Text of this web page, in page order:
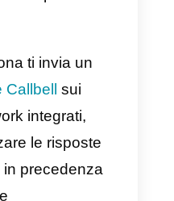
con entusiasmo
entusiasmo è
quando si
un
che tramite